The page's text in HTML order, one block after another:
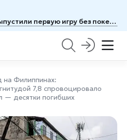
Создатели Pokémon выпустили первую игру без покемонов
на Филиппинах:
7,8 спровоцировало
— десятки погибших